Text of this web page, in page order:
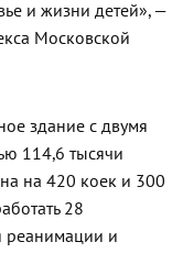
и жизни детей», —
Московской
здание с двумя
114,6 тысячи
на 420 коек и 300
28
реанимации и